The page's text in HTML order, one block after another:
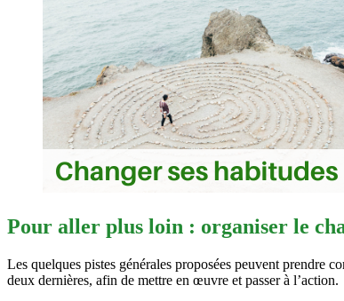
Pour aller plus loin : organiser le
Les quelques pistes générales proposées peuvent prendre
deux dernières, afin de mettre en œuvre et passer à l’action.